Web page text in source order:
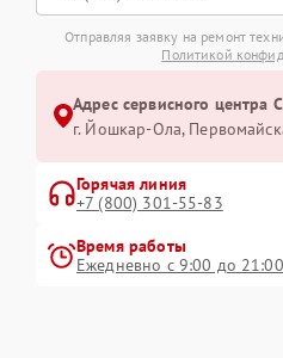
Отправляя заявку на ремонт
Политикой
Адрес сервисного центра
г. Йошкар-Ола,
Горячая линия
+7 (800) 301-55-83
Время работы
Ежедневно с 9:00 до 21:00